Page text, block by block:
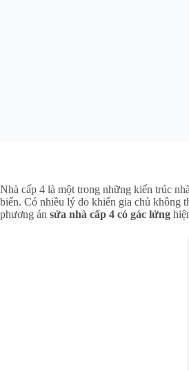
Nhà cấp 4 là một trong những kiến trúc
biến. Có nhiều lý do khiến gia chủ không
phương án sửa nhà cấp 4 có gác lửng